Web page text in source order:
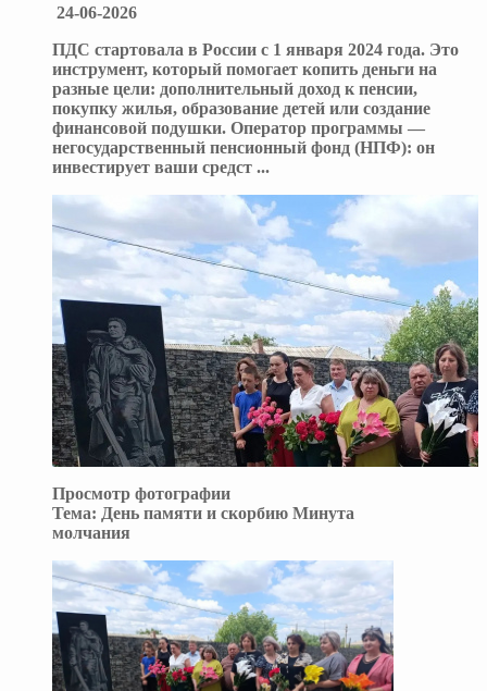
24-06-2026
ПДС стартовала в России с 1 января 2024 года. Это
инструмент, который помогает копить деньги на
разные цели: дополнительный доход к пенсии,
покупку жилья, образование детей или создание
финансовой подушки. Оператор программы —
негосударственный пенсионный фонд (НПФ): он
инвестирует ваши средст ...
Просмотр фотографии
Тема: День памяти и скорбию Минута
молчания